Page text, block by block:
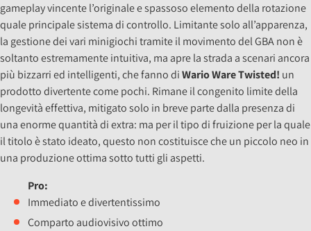
gameplay vincente l’originale e spassoso elemento della rotazione
quale principale sistema di controllo. Limitante solo all’apparenza,
la gestione dei vari minigiochi tramite il movimento del GBA non è
soltanto estremamente intuitiva, ma apre la strada a scenari ancora
più bizzarri ed intelligenti, che fanno diWario Ware Twisted! un
prodotto divertente come pochi. Rimane il congenito limite della
longevità effettiva, mitigato solo in breve parte dalla presenza di
una enorme quantità di extra: ma per il tipo di fruizione per la quale
il titolo è stato ideato, questo non costituisce che un piccolo neo in
una produzione ottima sotto tutti gli aspetti.
Pro:
Immediato e divertentissimo
Comparto audiovisivo ottimo